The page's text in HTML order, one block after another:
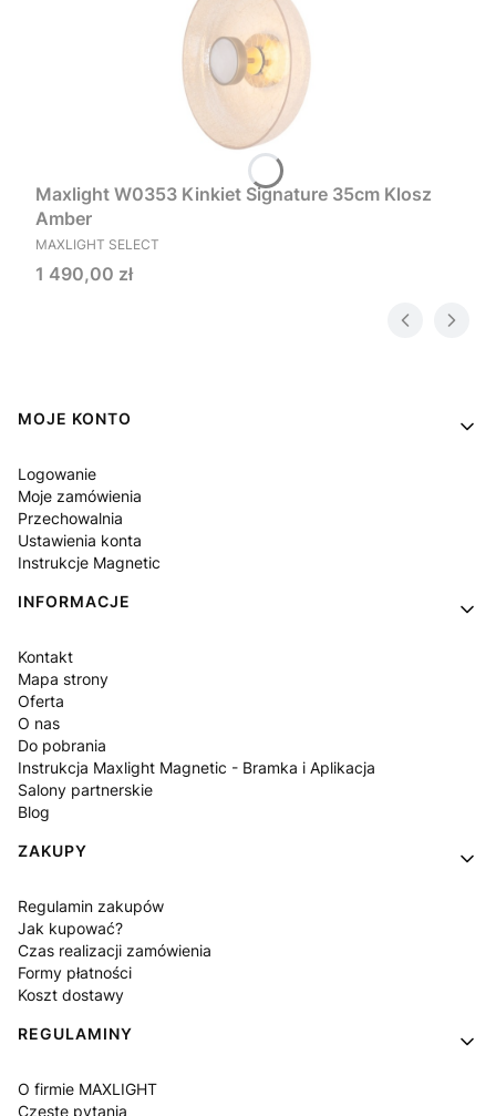
Maxlight W0353 Kinkiet Signature 35cm Klosz
Amber
PRODUCENT
MAXLIGHT SELECT
Cena
1 490,00 zł
Linki w stopce
MOJE KONTO
Logowanie
Moje zamówienia
Przechowalnia
Ustawienia konta
Instrukcje Magnetic
INFORMACJE
Kontakt
Mapa strony
Oferta
O nas
Do pobrania
Instrukcja Maxlight Magnetic - Bramka i Aplikacja
Salony partnerskie
Blog
ZAKUPY
Regulamin zakupów
Jak kupować?
Czas realizacji zamówienia
Formy płatności
Koszt dostawy
REGULAMINY
O firmie MAXLIGHT
Częste pytania